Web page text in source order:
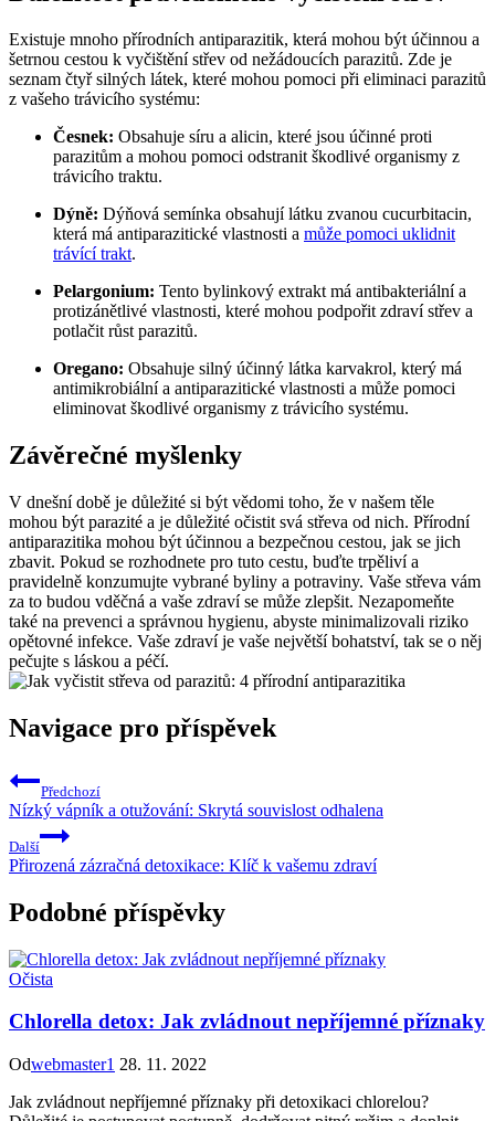
Existuje mnoho přírodních antiparazitik, která mohou být účinnou a
šetrnou cestou k vyčištění střev od nežádoucích parazitů. Zde je
seznam čtyř silných látek, které mohou pomoci při eliminaci parazitů
z vašeho trávicího systému:
Česnek: Obsahuje síru a alicin, které jsou účinné proti
parazitům a mohou pomoci odstranit škodlivé organismy z
trávicího traktu.
Dýně: Dýňová semínka obsahují látku zvanou cucurbitacin,
která má antiparazitické vlastnosti a může pomoci uklidnit
trávící trakt.
Pelargonium: Tento bylinkový extrakt má antibakteriální a
protizánětlivé vlastnosti, které mohou podpořit zdraví střev a
potlačit růst parazitů.
Oregano: Obsahuje silný účinný látka karvakrol, který má
antimikrobiální a antiparazitické vlastnosti a může pomoci
eliminovat škodlivé organismy z trávicího systému.
Závěrečné myšlenky
V dnešní době je důležité si být vědomi toho, že v našem těle
mohou být parazité a je důležité očistit svá střeva od nich. Přírodní
antiparazitika mohou být účinnou a bezpečnou cestou, jak se jich
zbavit. Pokud se rozhodnete pro tuto cestu, buďte trpěliví a
pravidelně konzumujte vybrané byliny a potraviny. Vaše střeva vám
za to budou vděčná a vaše zdraví se může zlepšit. Nezapomeňte
také na prevenci a správnou hygienu, abyste minimalizovali riziko
opětovné infekce. Vaše zdraví je vaše největší bohatství, tak se o něj
pečujte s láskou a péčí.
Navigace pro příspěvek
Předchozí
Nízký vápník a otužování: Skrytá souvislost odhalena
Další
Přirozená zázračná detoxikace: Klíč k vašemu zdraví
Podobné příspěvky
Očista
Chlorella detox: Jak zvládnout nepříjemné příznaky
Odwebmaster1 28. 11. 2022
Jak zvládnout nepříjemné příznaky při detoxikaci chlorelou?